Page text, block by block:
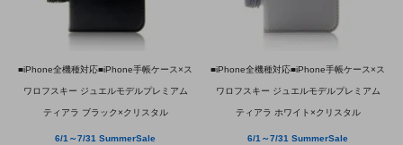
■iPhone全機種対応■iPhone手帳ケース×ス
ワロフスキー ジュエルモデルプレミアム
ティアラ ブラック×クリスタル
6/1～7/31 SummerSale
■iPhone全機種対応■iPhone手帳ケース×ス
ワロフスキー ジュエルモデルプレミアム
ティアラ ホワイト×クリスタル
6/1～7/31 SummerSale